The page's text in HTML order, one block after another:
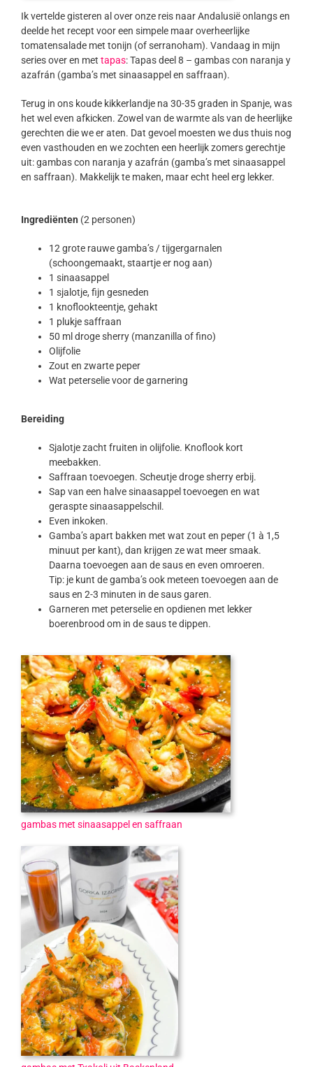
Ik vertelde gisteren al over onze reis naar Andalusië onlangs en
deelde het recept voor een simpele maar overheerlijke
tomatensalade met tonijn (of serranoham). Vandaag in mijn
series over en met tapas: Tapas deel 8 – gambas con naranja y
azafrán (gamba’s met sinaasappel en saffraan).
Terug in ons koude kikkerlandje na 30-35 graden in Spanje, was
het wel even afkicken. Zowel van de warmte als van de heerlijke
gerechten die we er aten. Dat gevoel moesten we dus thuis nog
even vasthouden en we zochten een heerlijk zomers gerechtje
uit: gambas con naranja y azafrán (gamba’s met sinaasappel
en saffraan). Makkelijk te maken, maar echt heel erg lekker.
Ingrediënten (2 personen)
12 grote rauwe gamba’s / tijgergarnalen
(schoongemaakt, staartje er nog aan)
1 sinaasappel
1 sjalotje, fijn gesneden
1 knoflookteentje, gehakt
1 plukje saffraan
50 ml droge sherry (manzanilla of fino)
Olijfolie
Zout en zwarte peper
Wat peterselie voor de garnering
Bereiding
Sjalotje zacht fruiten in olijfolie. Knoflook kort
meebakken.
Saffraan toevoegen. Scheutje droge sherry erbij.
Sap van een halve sinaasappel toevoegen en wat
geraspte sinaasappelschil.
Even inkoken.
Gamba’s apart bakken met wat zout en peper (1 à 1,5
minuut per kant), dan krijgen ze wat meer smaak.
Daarna toevoegen aan de saus en even omroeren.
Tip: je kunt de gamba’s ook meteen toevoegen aan de
saus en 2-3 minuten in de saus garen.
Garneren met peterselie en opdienen met lekker
boerenbrood om in de saus te dippen.
gambas met sinaasappel en saffraan